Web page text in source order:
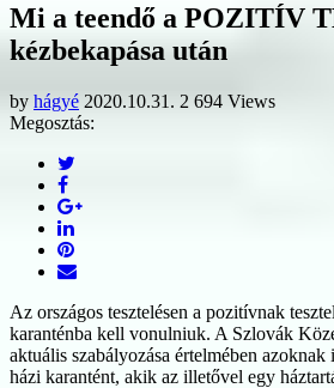
Mi a teendő a POZITÍV
kézbekapása után
by hágyé 2020.10.31. 2 694 Views
Megosztás:
Az országos tesztelésen a pozitívnak
karanténba kell vonulniuk. A Szlovák
aktuális szabályozása értelmében
házi karantént, akik az illetővel egy